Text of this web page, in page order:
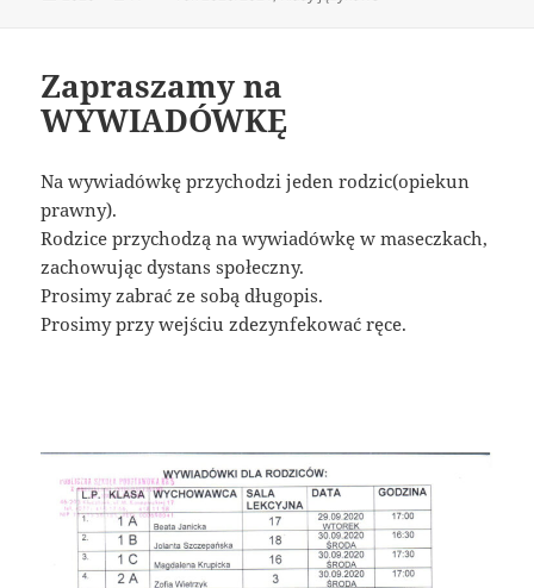
Zapraszamy na
WYWIADÓWKĘ
Na wywiadówkę przychodzi jeden rodzic(opiekun
prawny).
Rodzice przychodzą na wywiadówkę w maseczkach,
zachowując dystans społeczny.
Prosimy zabrać ze sobą długopis.
Prosimy przy wejściu zdezynfekować ręce.